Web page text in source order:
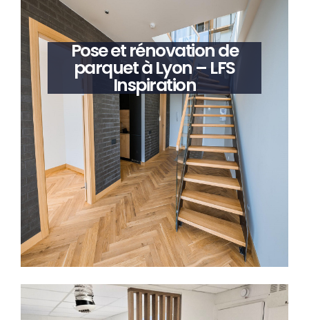
Pose et rénovation de
parquet à Lyon – LFS
Inspiration